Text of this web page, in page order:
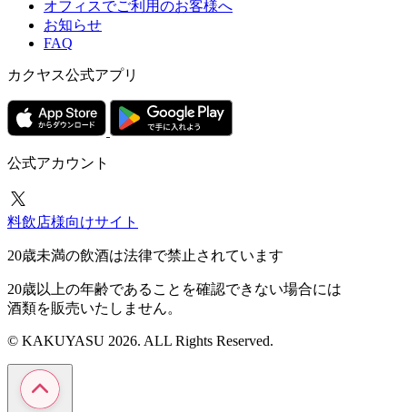
オフィスでご利用のお客様へ
お知らせ
FAQ
カクヤス公式アプリ
公式アカウント
料飲店様向けサイト
20歳未満の飲酒は法律で禁止されています
20歳以上の年齢であることを確認できない場合には
酒類を販売いたしません。
© KAKUYASU 2026. ALL Rights Reserved.